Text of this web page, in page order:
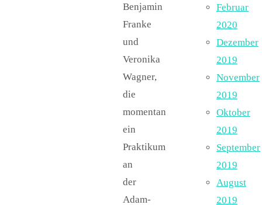
Benjamin
Franke
und
Veronika
Wagner,
die
momentan
ein
Praktikum
an
der
Adam-
Februar
2020
Dezember
2019
November
2019
Oktober
2019
September
2019
August
2019